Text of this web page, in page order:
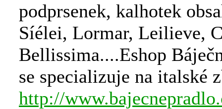
podprsenek, kalhotek
Síélei, Lormar, Leilieve,
Bellissima....Eshop
se specializuje na italské
http://